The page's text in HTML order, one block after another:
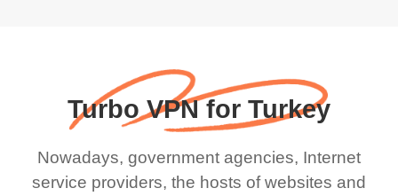
Turbo VPN for Turkey
Nowadays, government agencies, Internet
service providers, the hosts of websites and